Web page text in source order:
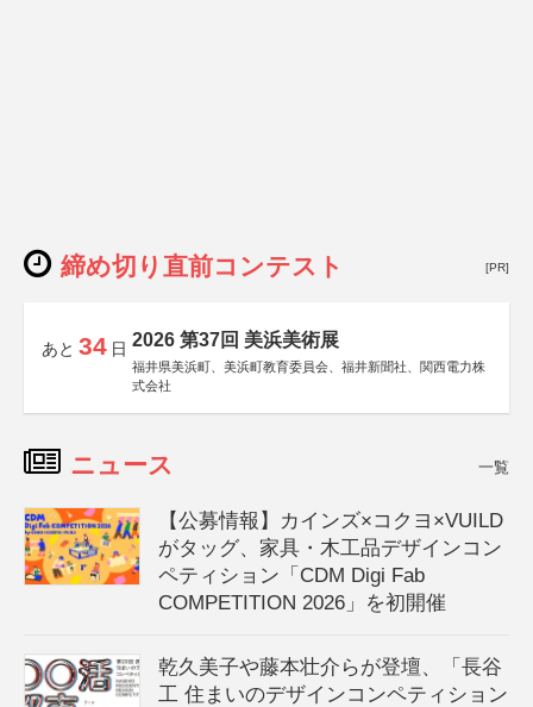
締め切り直前コンテスト [PR]
あと 34 日 2026 第37回 美浜美術展
福井県美浜町、美浜町教育委員会、福井新聞社、関西電力株
式会社
ニュース 一覧
【公募情報】カインズ×コクヨ×VUILD
がタッグ、家具・木工品デザインコン
ペティション「CDM Digi Fab
COMPETITION 2026」を初開催
乾久美子や藤本壮介らが登壇、「長谷
工 住まいのデザインコンペティション